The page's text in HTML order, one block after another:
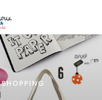
SHOPPING